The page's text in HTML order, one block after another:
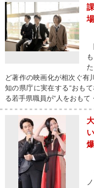
場
ど著作の映画化が相次ぐ有
知の県庁に実在する“おも
る若手県職員が“人をおもて